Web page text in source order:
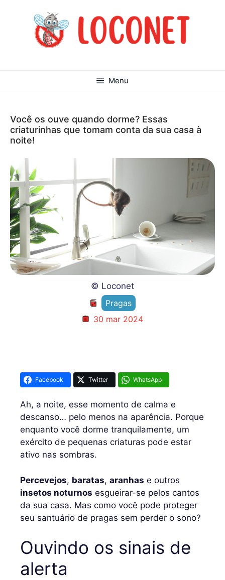
conteúdo
Menu
Você os ouve quando dorme? Essas
criaturinhas que tomam conta da sua casa à
noite!
© Loconet
Pragas
30 mar 2024
Facebook Twitter WhatsApp
Ah, a noite, esse momento de calma e
descanso… pelo menos na aparência. Porque
enquanto você dorme tranquilamente, um
exército de pequenas criaturas pode estar
ativo nas sombras.
Percevejos, baratas, aranhas e outros
insetos noturnos esgueirar-se pelos cantos
da sua casa. Mas como você pode proteger
seu santuário de pragas sem perder o sono?
Ouvindo os sinais de
alerta